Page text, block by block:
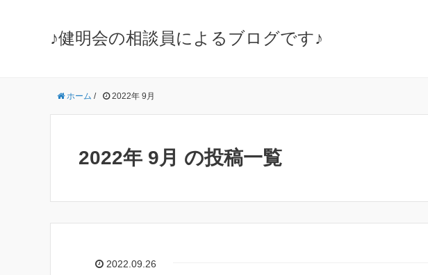
♪健明会の相談員によるブログです♪
ホーム / 2022年 9月
2022年 9月 の投稿一覧
2022.09.26